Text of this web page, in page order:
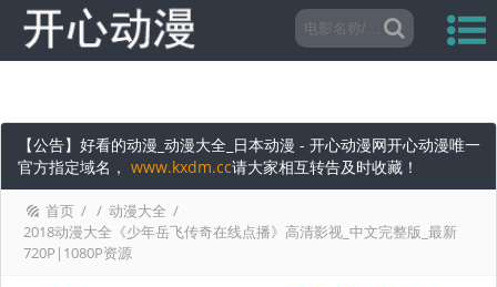
【公告】好看的动漫_动漫大全_日本动漫 - 开心动漫网开心动漫唯一
官方指定域名， www.kxdm.cc请大家相互转告及时收藏！
首页 / / 动漫大全 /
2018动漫大全《少年岳飞传奇在线点播》高清影视_中文完整版_最新
720P|1080P资源